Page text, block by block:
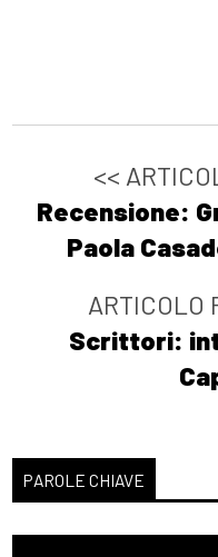
<<
Recensione:
Paola
ARTICOLO
Scrittori:
PAROLE CHIAVE